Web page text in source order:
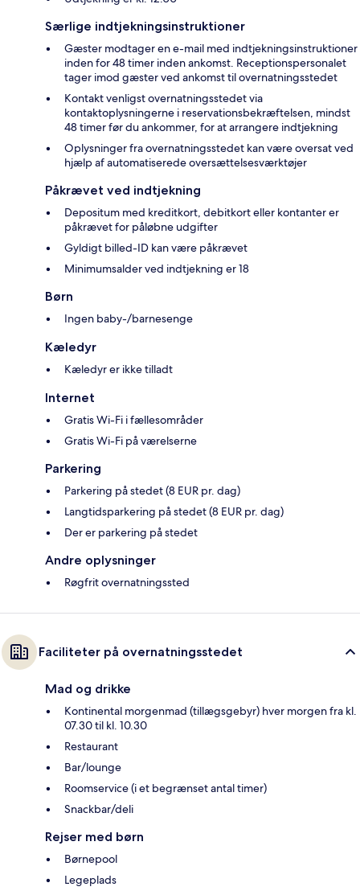
Særlige indtjekningsinstruktioner
Gæster modtager en e-mail med indtjekningsinstruktioner
inden for 48 timer inden ankomst. Receptionspersonalet
tager imod gæster ved ankomst til overnatningsstedet
Kontakt venligst overnatningsstedet via
kontaktoplysningerne i reservationsbekræftelsen, mindst
48 timer før du ankommer, for at arrangere indtjekning
Oplysninger fra overnatningsstedet kan være oversat ved
hjælp af automatiserede oversættelsesværktøjer
Påkrævet ved indtjekning
Depositum med kreditkort, debitkort eller kontanter er
påkrævet for påløbne udgifter
Gyldigt billed-ID kan være påkrævet
Minimumsalder ved indtjekning er 18
Børn
Ingen baby-/barnesenge
Kæledyr
Kæledyr er ikke tilladt
Internet
Gratis Wi-Fi i fællesområder
Gratis Wi-Fi på værelserne
Parkering
Parkering på stedet (8 EUR pr. dag)
Langtidsparkering på stedet (8 EUR pr. dag)
Der er parkering på stedet
Andre oplysninger
Røgfrit overnatningssted
Faciliteter på overnatningsstedet
Mad og drikke
Kontinental morgenmad (tillægsgebyr) hver morgen fra kl.
07.30 til kl. 10.30
Restaurant
Bar/lounge
Roomservice (i et begrænset antal timer)
Snackbar/deli
Rejser med børn
Børnepool
Legeplads